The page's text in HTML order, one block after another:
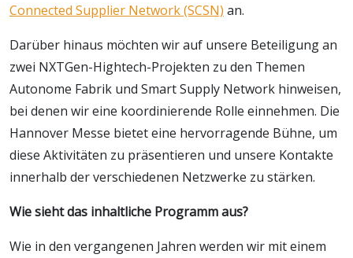
Connected Supplier Network (SCSN) an.
Darüber hinaus möchten wir auf unsere Beteiligung an
zwei NXTGen-Hightech-Projekten zu den Themen
Autonome Fabrik und Smart Supply Network hinweisen,
bei denen wir eine koordinierende Rolle einnehmen. Die
Hannover Messe bietet eine hervorragende Bühne, um
diese Aktivitäten zu präsentieren und unsere Kontakte
innerhalb der verschiedenen Netzwerke zu stärken.
Wie sieht das inhaltliche Programm aus?
Wie in den vergangenen Jahren werden wir mit einem